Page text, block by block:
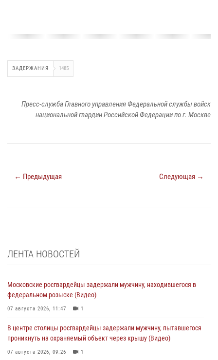
ЗАДЕРЖАНИЯ 1485
Пресс-служба Главного управления Федеральной службы войск
национальной гвардии Российской Федерации по г. Москве
← Предыдущая Следующая →
ЛЕНТА НОВОСТЕЙ
Московские росгвардейцы задержали мужчину, находившегося в
федеральном розыске (Видео)
07 августа 2026, 11:47 1
В центре столицы росгвардейцы задержали мужчину, пытавшегося
проникнуть на охраняемый объект через крышу (Видео)
07 августа 2026, 09:26 1